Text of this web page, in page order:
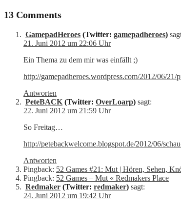
13 Comments
GamepadHeroes (Twitter: gamepadheroes)
21. Juni 2012 um 22:06 Uhr
Ein Thema zu dem mir was einfällt ;)
http://gamepadheroes.wordpress.com/2012/06/21/
Antworten
PeteBACK (Twitter: OverLoarp) sagt:
22. Juni 2012 um 21:59 Uhr
So Freitag…
http://petebackwelcome.blogspot.de/2012/06/
Antworten
Pingback: 52 Games #21: Mut | Hören, Sehen,
Pingback: 52 Games – Mut « Redmakers Place
Redmaker (Twitter: redmaker) sagt:
24. Juni 2012 um 19:42 Uhr